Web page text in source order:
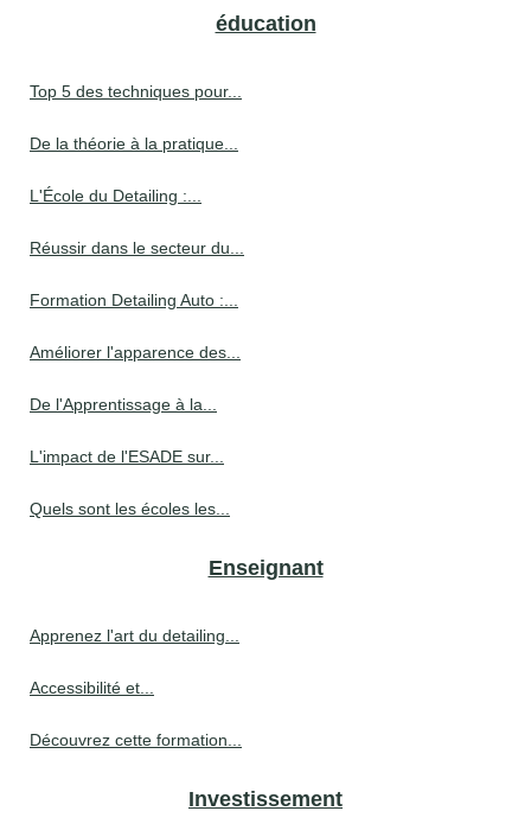
éducation
Top 5 des techniques pour...
De la théorie à la pratique...
L'École du Detailing :...
Réussir dans le secteur du...
Formation Detailing Auto :...
Améliorer l'apparence des...
De l'Apprentissage à la...
L'impact de l'ESADE sur...
Quels sont les écoles les...
Enseignant
Apprenez l'art du detailing...
Accessibilité et...
Découvrez cette formation...
Investissement